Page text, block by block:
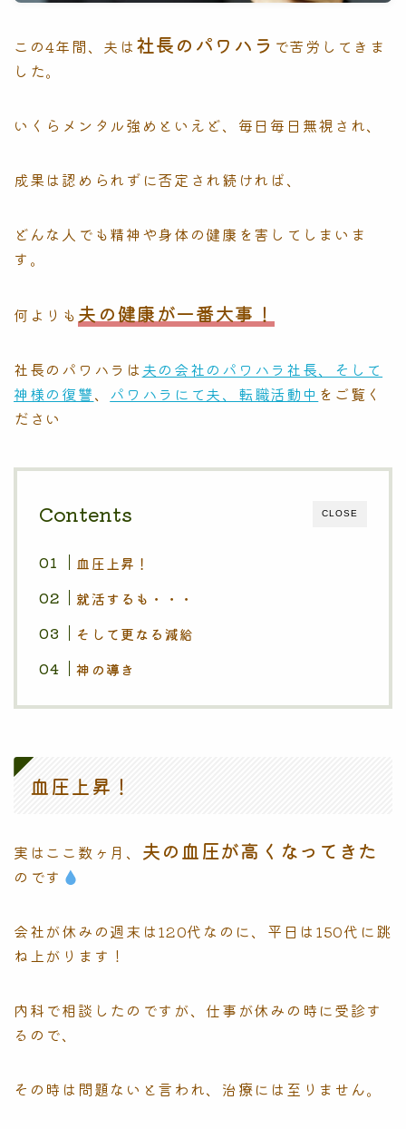
この4年間、夫は 社長のパワハラ で苦労してきま
した。
いくらメンタル強めといえど、毎日毎日無視され、
成果は認められずに否定され続ければ、
どんな人でも精神や身体の健康を害してしまいま
す。
何よりも 夫の健康が一番大事！
社長のパワハラは 夫の会社のパワハラ社長、そして
神様の復讐、 パワハラにて夫、転職活動中 をご覧く
ださい
CLOSE
Contents
血圧上昇！
就活するも・・・
そして更なる減給
神の導き
血圧上昇！
実はここ数ヶ月、 夫の血圧が高くなってきた
のです
会社が休みの週末は120代なのに、平日は150代に跳
ね上がります！
内科で相談したのですが、仕事が休みの時に受診す
るので、
その時は問題ないと言われ、治療には至りません。